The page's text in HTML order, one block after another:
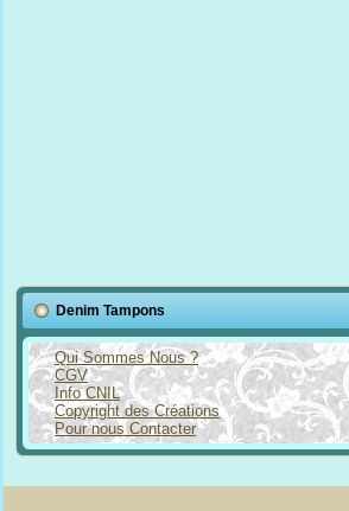
Denim Tampons
Qui Sommes Nous ?
CGV
Info CNIL
Copyright des Créations
Pour nous Contacter